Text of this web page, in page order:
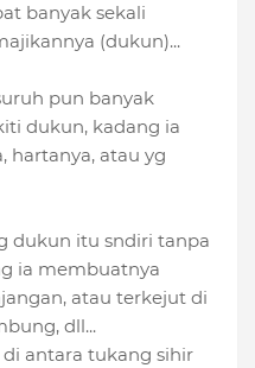
banyak sekali
(dukun)...
pun banyak
dukun, kadang ia
hartanya, atau yg
dukun itu sndiri tanpa
ia membuatnya
atau terkejut di
dll...
antara tukang sihir